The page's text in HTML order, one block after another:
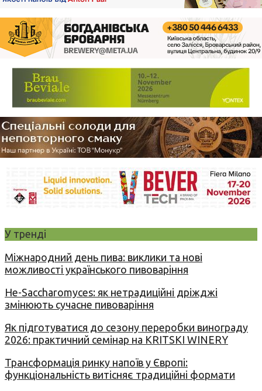
У тренді
Міжнародний день пива: виклики та нові
можливості українського пивоваріння
Не-Saccharomyces: як нетрадиційні дріжджі
змінюють сучасне пивоваріння
Як підготуватися до сезону переробки винограду
2026: практичний семінар на KRITSKI WINERY
Трансформація ринку напоїв у Європі:
функціональність витісняє традиційні формати